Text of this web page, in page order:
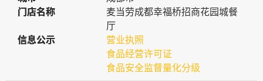
门店名称
门店名称
麦当劳成都幸福桥招商花园城餐
厅
信息公示
信息公示
营业执照
食品经营许可证
食品安全监督量化分级